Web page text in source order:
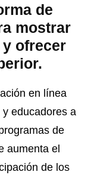
de
mostrar
ofrecer
en línea
educadores a
de
aumenta el
de los